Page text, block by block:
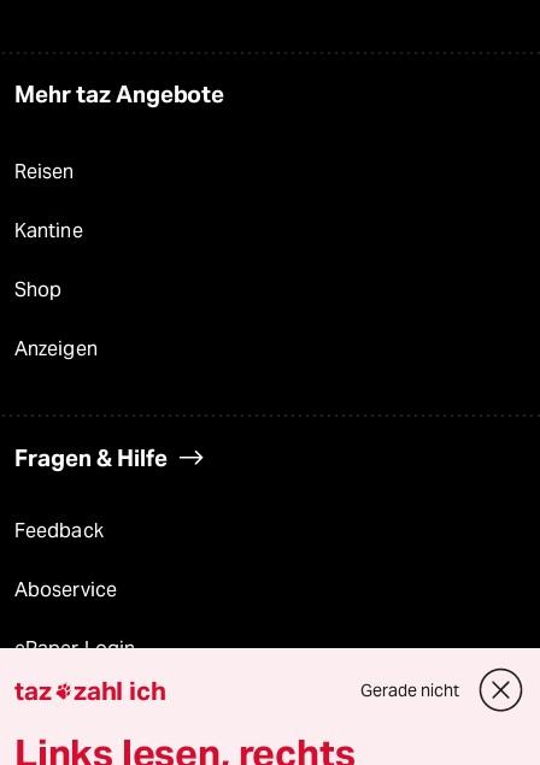
Mehr taz Angebote
Reisen
Kantine
Shop
Anzeigen
Fragen & Hilfe
Feedback
Aboservice
ePaper Login
Downloads für Abonnierende
taz zahl ich Gerade nicht
Links lesen, rechts